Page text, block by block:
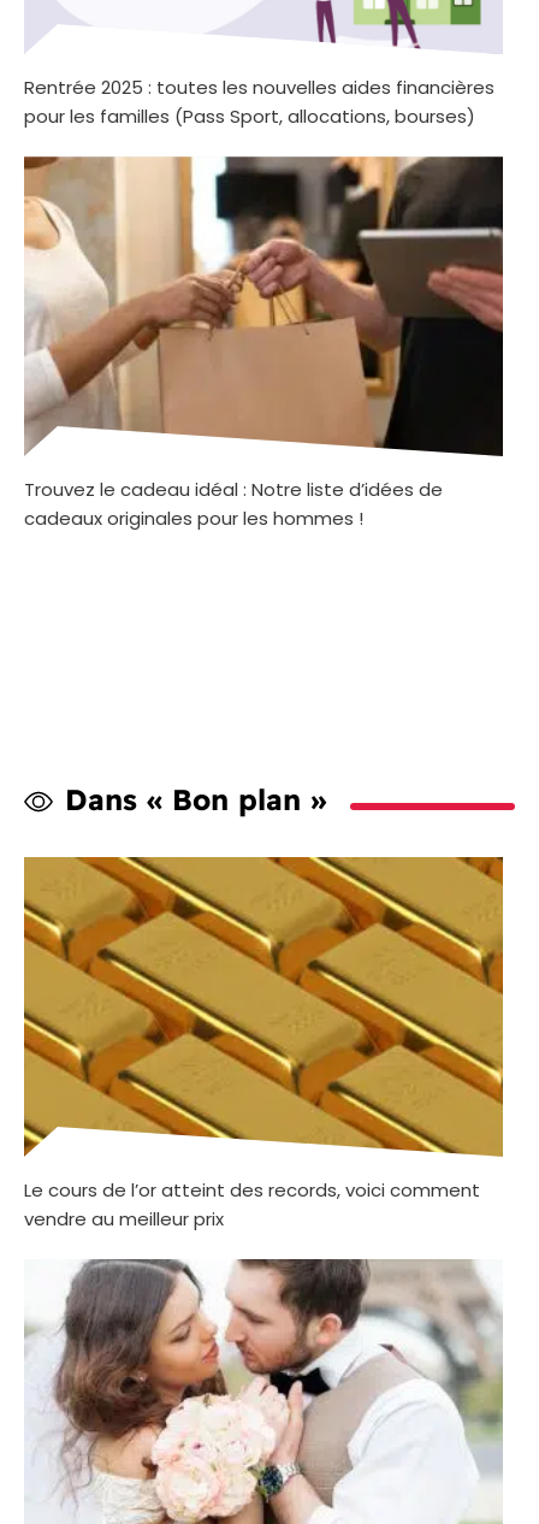
Rentrée 2025 : toutes les nouvelles aides financières
pour les familles (Pass Sport, allocations, bourses)
Trouvez le cadeau idéal : Notre liste d’idées de
cadeaux originales pour les hommes !
Dans « Bon plan »
Le cours de l’or atteint des records, voici comment
vendre au meilleur prix